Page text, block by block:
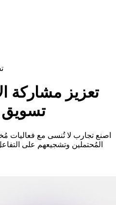
تعزيز مشاركة
تسويق
اصنع تجارب لا تُنسى مع
المُحتملين وتشجيعهم على